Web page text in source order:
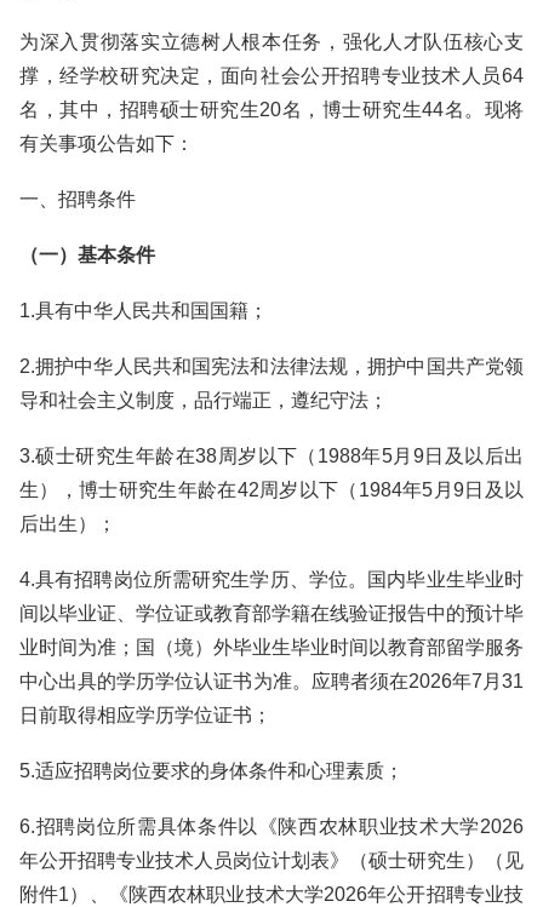
为深入贯彻落实立德树人根本任务，强化人才队伍核心支
撑，经学校研究决定，面向社会公开招聘专业技术人员64
名，其中，招聘硕士研究生20名，博士研究生44名。现将
有关事项公告如下：
一、招聘条件
（一）基本条件
1.具有中华人民共和国国籍；
2.拥护中华人民共和国宪法和法律法规，拥护中国共产党领
导和社会主义制度，品行端正，遵纪守法；
3.硕士研究生年龄在38周岁以下（1988年5月9日及以后出
生），博士研究生年龄在42周岁以下（1984年5月9日及以
后出生）；
4.具有招聘岗位所需研究生学历、学位。国内毕业生毕业时
间以毕业证、学位证或教育部学籍在线验证报告中的预计毕
业时间为准；国（境）外毕业生毕业时间以教育部留学服务
中心出具的学历学位认证书为准。应聘者须在2026年7月31
日前取得相应学历学位证书；
5.适应招聘岗位要求的身体条件和心理素质；
6.招聘岗位所需具体条件以《陕西农林职业技术大学2026
年公开招聘专业技术人员岗位计划表》（硕士研究生）（见
附件1）、《陕西农林职业技术大学2026年公开招聘专业技